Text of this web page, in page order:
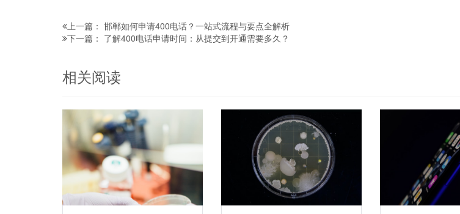
上一篇： 邯郸如何申请400电话？一站式流程与要点全解析
下一篇： 了解400电话申请时间：从提交到开通需要多久？
相关阅读